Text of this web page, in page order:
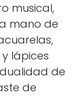
musical,
mano de
lápices
de
de